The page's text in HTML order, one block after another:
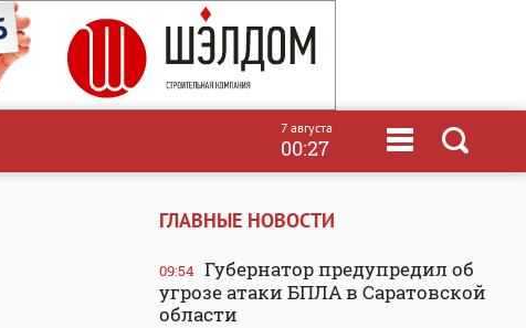
7 августа
00:27
ГЛАВНЫЕ НОВОСТИ
09:54 Губернатор предупредил об
угрозе атаки БПЛА в Саратовской
области